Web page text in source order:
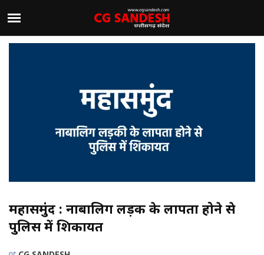
महासमुंद : नाबालिग लड़की के लापता होने से
पुलिस में शिकायत